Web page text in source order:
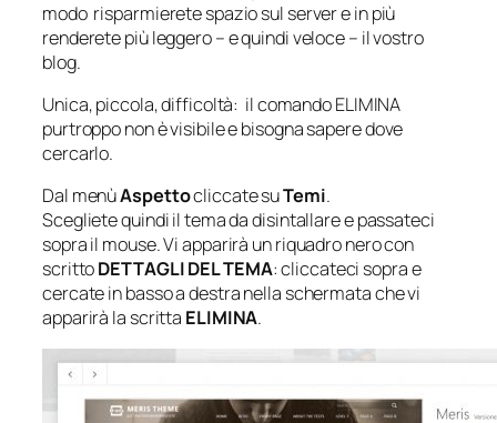
modo risparmierete spazio sul server e in più
renderete più leggero – e quindi veloce – il vostro
blog.
Unica, piccola, difficoltà: il comando ELIMINA
purtroppo non è visibile e bisogna sapere dove
cercarlo.
Dal menùAspettocliccate suTemi.
Scegliete quindi il tema da disintallare e passateci
sopra il mouse. Vi apparirà un riquadro nero con
scrittoDETTAGLI DEL TEMA: cliccateci sopra e
cercate in basso a destra nella schermata che vi
apparirà la scritta ELIMINA.